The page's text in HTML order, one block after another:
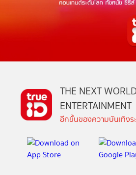
THE NEXT
ENTERTAINMENT
อีกขั้นของความบันเทิง